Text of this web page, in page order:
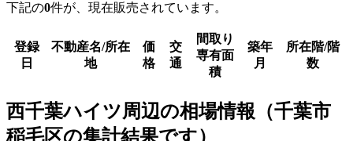
下記の0件が、現在販売されています。
登録
日
不動産名/所在
地
価
格
交
通
間取り
専有面
積
築年
月
所在階/階
数
西千葉ハイツ周辺の相場情報（千葉市
稲毛区の集計結果です）